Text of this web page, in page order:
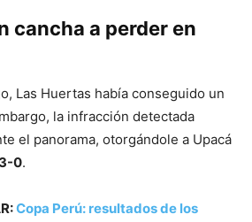
cancha a perder en
Las Huertas había conseguido un
la infracción detectada
el panorama, otorgándole a Upacá
3-0.
Copa Perú: resultados de los